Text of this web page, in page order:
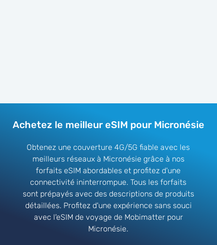
Achetez le meilleur eSIM pour Micronésie
Obtenez une couverture 4G/5G fiable avec les
meilleurs réseaux à Micronésie grâce à nos
forfaits eSIM abordables et profitez d'une
connectivité ininterrompue. Tous les forfaits
sont prépayés avec des descriptions de produits
détaillées. Profitez d'une expérience sans souci
avec l'eSIM de voyage de Mobimatter pour
Micronésie.